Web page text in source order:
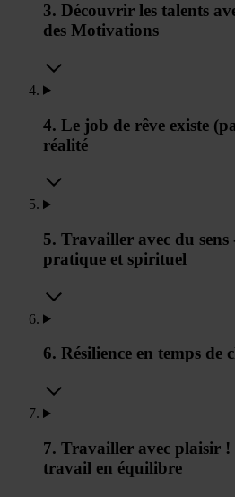
3. Découvrir les talents
des Motivations
4. Le job de rêve existe
réalité
5. Travailler avec du
pratique et spirituel
6. Résilience en temps de
7. Travailler avec plaisir
travail en équilibre